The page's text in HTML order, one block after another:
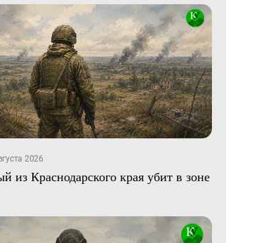
2026
из Краснодарского края убит в зоне